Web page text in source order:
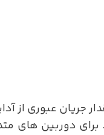
جریان عبوری از
دوربین های